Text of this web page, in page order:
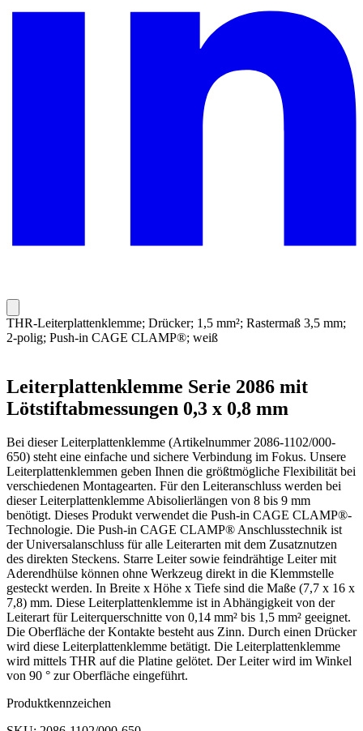
THR-Leiterplattenklemme; Drücker; 1,5 mm²; Rastermaß 3,5 mm;
2-polig; Push-in CAGE CLAMP®; weiß
Leiterplattenklemme Serie 2086 mit
Lötstiftabmessungen 0,3 x 0,8 mm
Bei dieser Leiterplattenklemme (Artikelnummer 2086-1102/000-
650) steht eine einfache und sichere Verbindung im Fokus. Unsere
Leiterplattenklemmen geben Ihnen die größtmögliche Flexibilität bei
verschiedenen Montagearten. Für den Leiteranschluss werden bei
dieser Leiterplattenklemme Abisolierlängen von 8 bis 9 mm
benötigt. Dieses Produkt verwendet die Push-in CAGE CLAMP®-
Technologie. Die Push-in CAGE CLAMP® Anschlusstechnik ist
der Universalanschluss für alle Leiterarten mit dem Zusatznutzen
des direkten Steckens. Starre Leiter sowie feindrähtige Leiter mit
Aderendhülse können ohne Werkzeug direkt in die Klemmstelle
gesteckt werden. In Breite x Höhe x Tiefe sind die Maße (7,7 x 16 x
7,8) mm. Diese Leiterplattenklemme ist in Abhängigkeit von der
Leiterart für Leiterquerschnitte von 0,14 mm² bis 1,5 mm² geeignet.
Die Oberfläche der Kontakte besteht aus Zinn. Durch einen Drücker
wird diese Leiterplattenklemme betätigt. Die Leiterplattenklemme
wird mittels THR auf die Platine gelötet. Der Leiter wird im Winkel
von 90 ° zur Oberfläche eingeführt.
Produktkennzeichen